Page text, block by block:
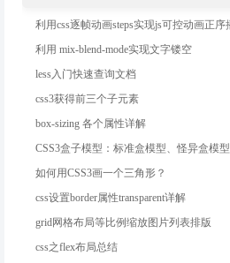
利用 mix-blend-mode实现文字镂空
less入门快速查询文档
css3获得前三个子元素
box-sizing 各个属性详解
CSS3盒子模型：标准盒模型、怪异盒模型
如何用CSS3画一个三角形？
css设置border属性transparent详解
grid网格布局等比例缩放图片列表排版
css之flex布局总结